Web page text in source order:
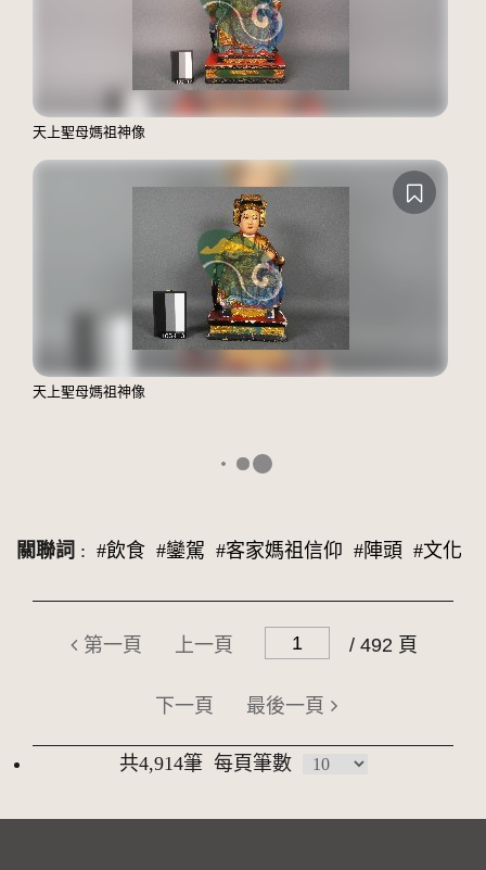
天上聖母媽祖神像
天上聖母媽祖神像
關聯詞 : #飲食 #鑾駕 #客家媽祖信仰 #陣頭 #文化
第一頁 上一頁 / 492 頁
下一頁 最後一頁
共4,914筆 每頁筆數